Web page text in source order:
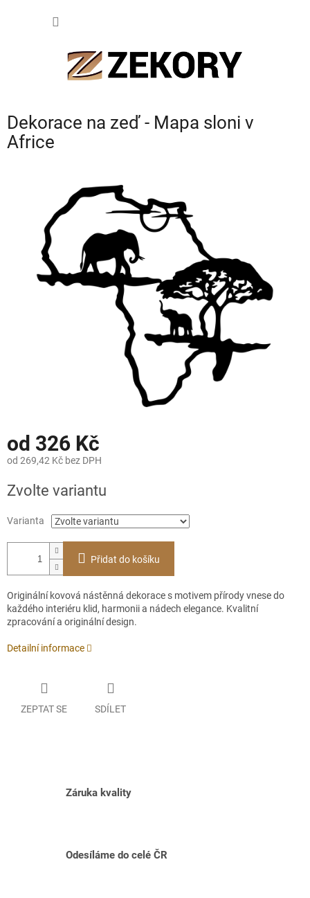
Dekorace na zeď - Mapa sloni v
Africe
od 326 Kč
od 269,42 Kč bez DPH
cena:
Zvolte variantu
Varianta
Přidat do košíku
Originální kovová nástěnná dekorace s motivem přírody vnese do
každého interiéru klid, harmonii a nádech elegance. Kvalitní
zpracování a originální design.
Detailní informace
ZEPTAT SE SDÍLET
Záruka kvality
Odesíláme do celé ČR